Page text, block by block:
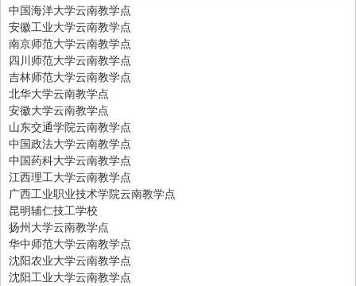
中国海洋大学云南教学点
安徽工业大学云南教学点
南京师范大学云南教学点
四川师范大学云南教学点
吉林师范大学云南教学点
北华大学云南教学点
安徽大学云南教学点
山东交通学院云南教学点
中国政法大学云南教学点
中国药科大学云南教学点
江西理工大学云南教学点
广西工业职业技术学院云南教学点
昆明辅仁技工学校
扬州大学云南教学点
华中师范大学云南教学点
沈阳农业大学云南教学点
沈阳工业大学云南教学点